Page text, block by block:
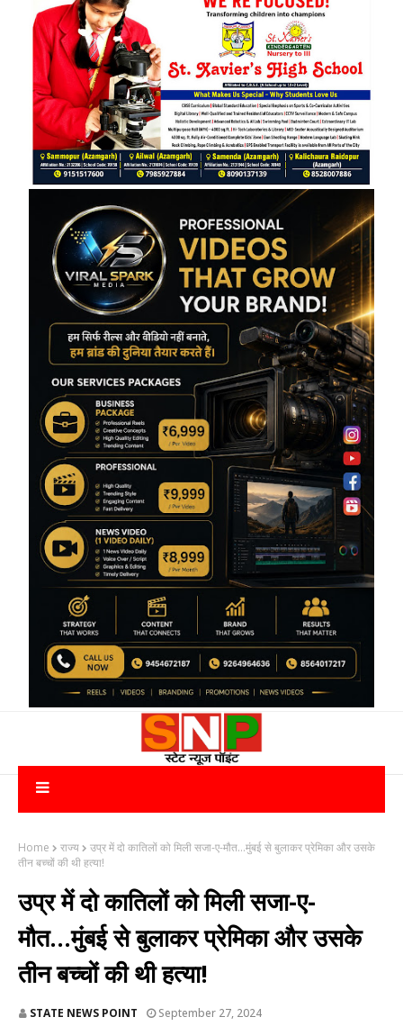
Home राज्य
उप्र में दो कातिलों को मिली सजा-ए-मौत...मुंबई से बुलाकर प्रेमिका और उसके
तीन बच्चों की थी हत्या!
उप्र में दो कातिलों को मिली सजा-ए-
मौत...मुंबई से बुलाकर प्रेमिका और उसके
तीन बच्चों की थी हत्या!
STATE NEWS POINT September 27, 2024